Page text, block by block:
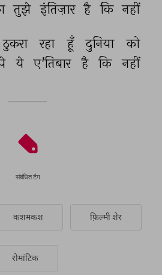
तुझे इंतिज़ार है कि नहीं
ठुकरा रहा हूँ दुनिया
को
ये ए'तिबार है कि नहीं
संबंधित टैग
कशमकश फ़िल्मी शेर
रोमांटिक